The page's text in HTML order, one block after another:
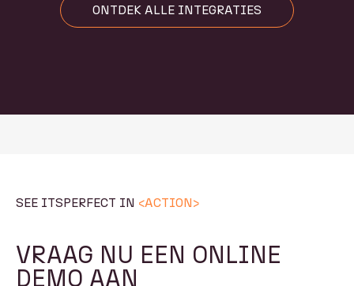
ONTDEK ALLE INTEGRATIES
SEE ITSPERFECT IN <ACTION>
VRAAG NU EEN ONLINE
DEMO AAN